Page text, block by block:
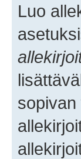
Luo